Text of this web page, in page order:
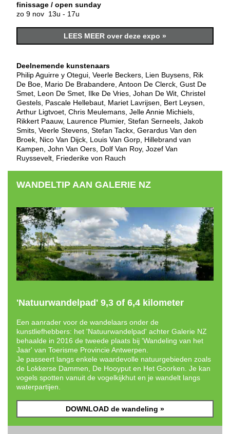
finissage / open sunday
zo 9 nov 13u - 17u
LEES MEER over deze expo »
Deelnemende kunstenaars
Philip Aguirre y Otegui, Veerle Beckers, Lien Buysens, Rik
De Boe, Mario De Brabandere, Antoon De Clerck, Gust De
Smet, Leon De Smet, Ilke De Vries, Johan De Wit, Christel
Gestels, Pascale Hellebaut, Mariet Lavrijsen, Bert Leysen,
Arthur Ligtvoet, Chris Meulemans, Jelle Annie Michiels,
Rikkert Paauw, Laurence Plumier, Stefan Serneels, Jakob
Smits, Veerle Stevens, Stefan Tackx, Gerardus Van den
Broek, Nico Van Dijck, Louis Van Gorp, Hillebrand van
Kampen, John Van Oers, Dolf Van Roy, Jozef Van
Ruyssevelt, Friederike von Rauch
WANDELTIP AAN GALERIE NZ
'Natuurwandelpad' 9,3 of 6,4 kilometer
Een aanrader voor de wandelaars onder de
kunstliefhebbers: het 'Natuurwandelpad' achter Galerie NZ
behaalde in 2016 de tweede plaats bij 'Wandeling van het
Jaar' van Toerisme Provincie Antwerpen.
Je passeert langs enkele waardevolle natuurgebieden zoals
de Lokkerse Dammen, De Hooyput en Het Goorken. Je kan
vogels spotten vanuit de vogelkijkhut en je wandelt langs
waterpartijen.
DOWNLOAD de wandeling »